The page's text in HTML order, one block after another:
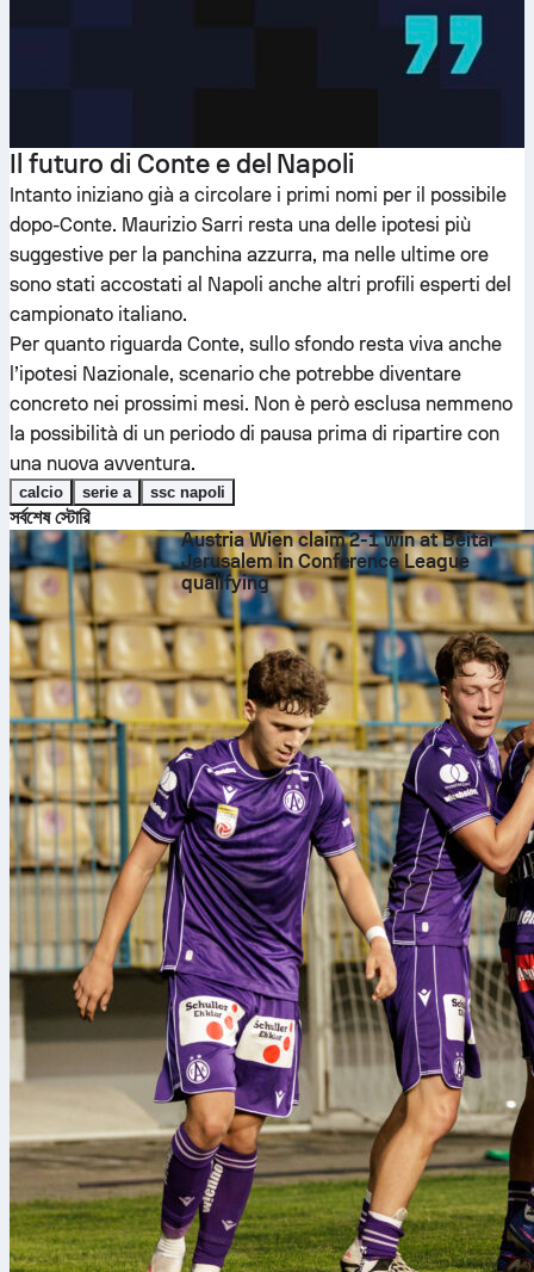
Il futuro di Conte e del Napoli
Intanto iniziano già a circolare i primi nomi per il possibile
dopo-Conte. Maurizio Sarri resta una delle ipotesi più
suggestive per la panchina azzurra, ma nelle ultime ore
sono stati accostati al Napoli anche altri profili esperti del
campionato italiano.
Per quanto riguarda Conte, sullo sfondo resta viva anche
l’ipotesi Nazionale, scenario che potrebbe diventare
concreto nei prossimi mesi. Non è però esclusa nemmeno
la possibilità di un periodo di pausa prima di ripartire con
una nuova avventura.
calcio serie a ssc napoli
সর্বশেষ স্টোরি
Austria Wien claim 2-1 win at Beitar
Jerusalem in Conference League
qualifying